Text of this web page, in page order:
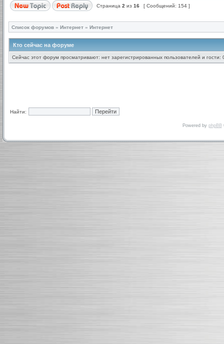
Страница 2 из 16 [ Сообщений: 154 ]
Список форумов » Интернет » Интернет
Кто сейчас на форуме
Сейчас этот форум просматривают: нет зарегистрированных пользователей и гости:
Найти:
Powered by phpBB